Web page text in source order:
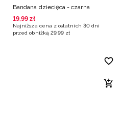
Bandana dziecięca - czarna
19,99 zł
Najniższa cena z ostatnich 30 dni
przed obniżką 29,99 zł